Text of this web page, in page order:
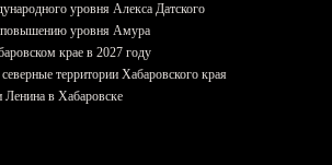
уровня Алекса Датского
повышению уровня Амура
крае в 2027 году
территории Хабаровского края
Ленина в Хабаровске